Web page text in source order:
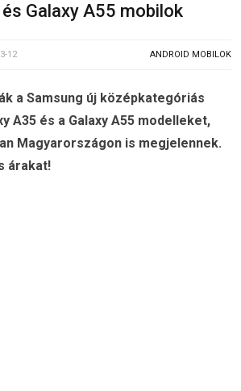
Galaxy A55 mobilok
12 ANDROID MOBILOK
a Samsung új középkategóriás
A35 és a Galaxy A55 modelleket,
Magyarországon is megjelennek.
árakat!